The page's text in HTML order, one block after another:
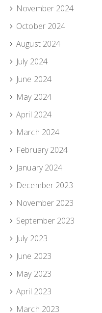
November 2024
October 2024
August 2024
July 2024
June 2024
May 2024
April 2024
March 2024
February 2024
January 2024
December 2023
November 2023
September 2023
July 2023
June 2023
May 2023
April 2023
March 2023